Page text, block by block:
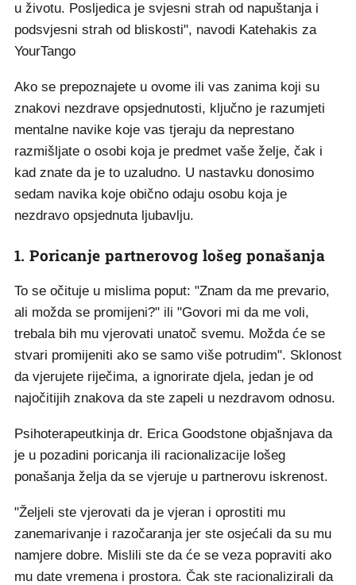
u životu. Posljedica je svjesni strah od napuštanja i
podsvjesni strah od bliskosti", navodi Katehakis za
YourTango
Ako se prepoznajete u ovome ili vas zanima koji su
znakovi nezdrave opsjednutosti, ključno je razumjeti
mentalne navike koje vas tjeraju da neprestano
razmišljate o osobi koja je predmet vaše želje, čak i
kad znate da je to uzaludno. U nastavku donosimo
sedam navika koje obično odaju osobu koja je
nezdravo opsjednuta ljubavlju.
1. Poricanje partnerovog lošeg ponašanja
To se očituje u mislima poput: "Znam da me prevario,
ali možda se promijeni?" ili "Govori mi da me voli,
trebala bih mu vjerovati unatoč svemu. Možda će se
stvari promijeniti ako se samo više potrudim". Sklonost
da vjerujete riječima, a ignorirate djela, jedan je od
najočitijih znakova da ste zapeli u nezdravom odnosu.
Psihoterapeutkinja dr. Erica Goodstone objašnjava da
je u pozadini poricanja ili racionalizacije lošeg
ponašanja želja da se vjeruje u partnerovu iskrenost.
"Željeli ste vjerovati da je vjeran i oprostiti mu
zanemarivanje i razočaranja jer ste osjećali da su mu
namjere dobre. Mislili ste da će se veza popraviti ako
mu date vremena i prostora. Čak ste racionalizirali da